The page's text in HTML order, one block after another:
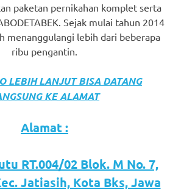
paketan pernikahan komplet serta
Sejak mulai tahun 2014
menanggulangi lebih dari beberapa
ribu pengantin.
LEBIH LANJUT BISA DATANG
KE ALAMAT
Alamat :
RT.004/02 Blok. M No. 7,
Jatiasih, Kota Bks, Jawa